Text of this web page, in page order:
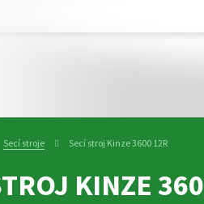
Secí stroje Secí stroj Kinze 3600 12R
KINZE